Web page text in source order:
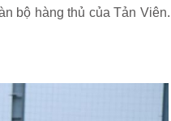
bộ hàng thủ của Tản Viên.